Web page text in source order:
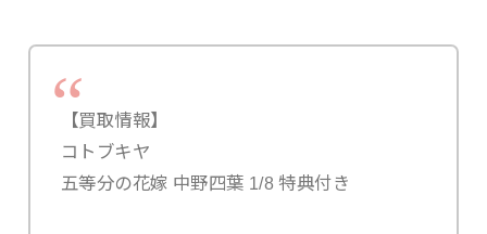
【買取情報】
コトブキヤ
五等分の花嫁 中野四葉 1/8 特典付き